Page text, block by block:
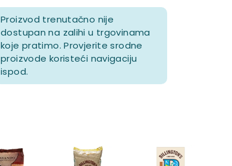
Proizvod trenutačno nije
dostupan na zalihi u trgovinama
koje pratimo. Provjerite srodne
proizvode koristeći navigaciju
ispod.